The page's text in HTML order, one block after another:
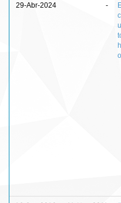
29-Abr-2024 -